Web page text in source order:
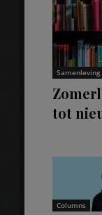
Samenleving
tot
Columns